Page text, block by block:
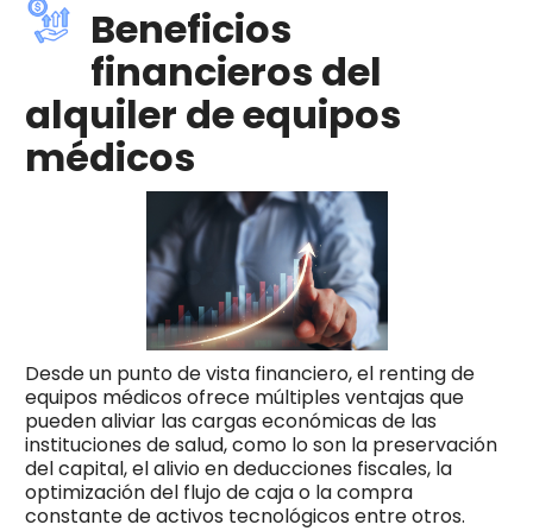
Beneficios
financieros del
alquiler de equipos
médicos
Desde un punto de vista financiero, el renting de
equipos médicos ofrece múltiples ventajas que
pueden aliviar las cargas económicas de las
instituciones de salud, como lo son la preservación
del capital, el alivio en deducciones fiscales, la
optimización del flujo de caja o la compra
constante de activos tecnológicos entre otros.